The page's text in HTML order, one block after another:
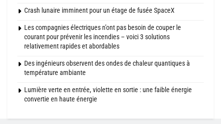
Crash lunaire imminent pour un étage de fusée SpaceX
Les compagnies électriques n’ont pas besoin de couper le
courant pour prévenir les incendies – voici 3 solutions
relativement rapides et abordables
Des ingénieurs observent des ondes de chaleur quantiques à
température ambiante
Lumière verte en entrée, violette en sortie : une faible énergie
convertie en haute énergie